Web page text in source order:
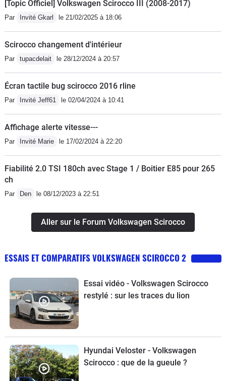
presque 1000€ pour rien! Amateur
d'ethanol e85 comme moi je ne
recommande pas du tout pour ce
véhicule. Malgré une reprog chez un
pro j'ai l'impression que ça fait tout
dysfonctionner à l'interieur... Pourtant
je respecte bien les 3 pleins e85 et le
4eme en sp95 et j'ai également
installé des bougies speciales éthanol
! En gros même Volkswagen n'est pas
capable de me solutionner ce
m'empêche de passer le ct ou de la
garages du département et chez
pénible. Je conseille plutôt la version
2.0 le moteur est plus fiable car mieux
les performances néanmoins bonnes.
[Topic Officiel] Volkswagen Scirocco III (2008-2017)
Par Invité Gkarl le 21/02/2025 à 18:06
Scirocco changement d'intérieur
Par tupacdelait le 28/12/2024 à 20:57
Écran tactile bug scirocco 2016 rline
Par Invité Jeff61 le 02/04/2024 à 10:41
Affichage alerte vitesse---
Par Invité Marie le 17/02/2024 à 22:20
Fiabilité 2.0 TSI 180ch avec Stage 1 / Boitier E85 pour 265
ch
Par Den le 08/12/2023 à 22:51
Aller sur le Forum Volkswagen Scirocco
ESSAIS ET COMPARATIFS VOLKSWAGEN SCIROCCO 2
Essai vidéo - Volkswagen Scirocco
restylé : sur les traces du lion
Hyundai Veloster - Volkswagen
Scirocco : que de la gueule ?